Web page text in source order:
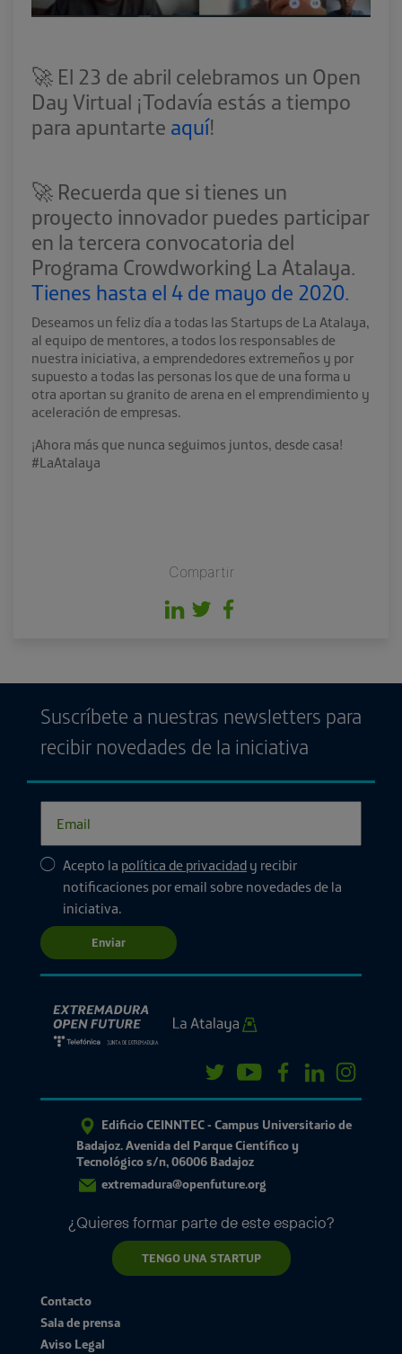
🚀 El 23 de abril celebramos un Open
Day Virtual ¡Todavía estás a tiempo
para apuntarte aquí!
🚀 Recuerda que si tienes un
proyecto innovador puedes participar
en la tercera convocatoria del
Programa Crowdworking La Atalaya.
Tienes hasta el 4 de mayo de 2020.
Deseamos un feliz día a todas las Startups de La Atalaya,
al equipo de mentores, a todos los responsables de
nuestra iniciativa, a emprendedores extremeños y por
supuesto a todas las personas los que de una forma u
otra aportan su granito de arena en el emprendimiento y
aceleración de empresas.
¡Ahora más que nunca seguimos juntos, desde casa!
#LaAtalaya
Compartir
Suscríbete a nuestras newsletters para
recibir novedades de la iniciativa
Acepto la política de privacidad y recibir
notificaciones por email sobre novedades de la
iniciativa.
Enviar
Edificio CEINNTEC - Campus Universitario de
Badajoz. Avenida del Parque Científico y
Tecnológico s/n, 06006 Badajoz
extremadura@openfuture.org
¿Quieres formar parte de este espacio?
TENGO UNA STARTUP
Contacto
Sala de prensa
Aviso Legal